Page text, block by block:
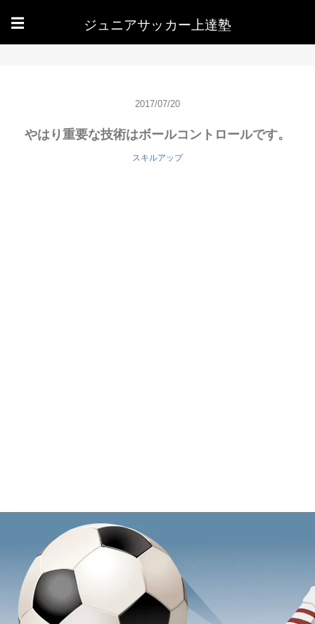
☰ ジュニアサッカー上達塾
2017/07/20
やはり重要な技術はボールコントロールです。
スキルアップ